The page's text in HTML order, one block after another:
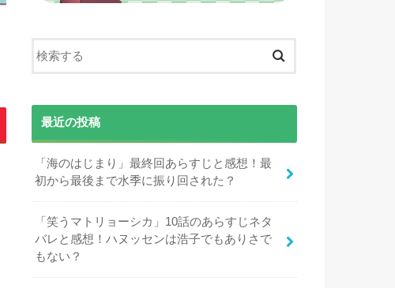
最近の投稿
「海のはじまり」最終回あらすじと感想！最
初から最後まで水季に振り回された？
「笑うマトリョーシカ」10話のあらすじネタ
バレと感想！ハヌッセンは浩子でもありさで
もない？